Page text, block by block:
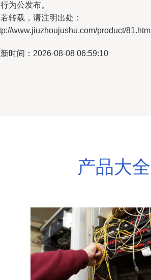
为公发布。
转载，请注明出处：
www.jiuzhoujushu.com/product/81.html
时间：2026-08-08 06:59:10
产品大全